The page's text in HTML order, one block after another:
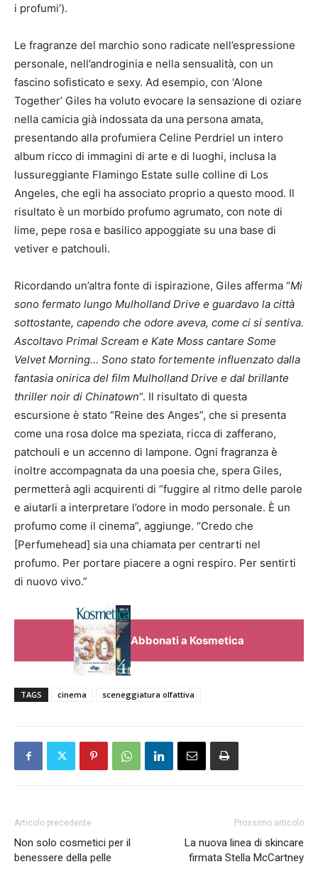
i profumi’).
Le fragranze del marchio sono radicate nell’espressione
personale, nell’androginia e nella sensualità, con un
fascino sofisticato e sexy. Ad esempio, con ‘Alone
Together’ Giles ha voluto evocare la sensazione di oziare
nella camicia già indossata da una persona amata,
presentando alla profumiera Celine Perdriel un intero
album ricco di immagini di arte e di luoghi, inclusa la
lussureggiante Flamingo Estate sulle colline di Los
Angeles, che egli ha associato proprio a questo mood. Il
risultato è un morbido profumo agrumato, con note di
lime, pepe rosa e basilico appoggiate su una base di
vetiver e patchouli.
Ricordando un’altra fonte di ispirazione, Giles afferma “Mi
sono fermato lungo Mulholland Drive e guardavo la città
sottostante, capendo che odore aveva, come ci si sentiva.
Ascoltavo Primal Scream e Kate Moss cantare Some
Velvet Morning… Sono stato fortemente influenzato dalla
fantasia onirica del film Mulholland Drive e dal brillante
thriller noir di Chinatown“. Il risultato di questa
escursione è stato “Reine des Anges”, che si presenta
come una rosa dolce ma speziata, ricca di zafferano,
patchouli e un accenno di lampone. Ogni fragranza è
inoltre accompagnata da una poesia che, spera Giles,
permetterà agli acquirenti di “fuggire al ritmo delle parole
e aiutarli a interpretare l’odore in modo personale. È un
profumo come il cinema”, aggiunge. “Credo che
[Perfumehead] sia una chiamata per centrarti nel
profumo. Per portare piacere a ogni respiro. Per sentirti
di nuovo vivo.”
Abbonati a Kosmetica
TAGS cinema sceneggiatura olfattiva
Articolo precedente
Non solo cosmetici per il
benessere della pelle
Prossimo articolo
La nuova linea di skincare
firmata Stella McCartney